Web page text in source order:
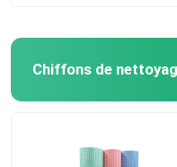
Seringues de cuisine
Chiffons de